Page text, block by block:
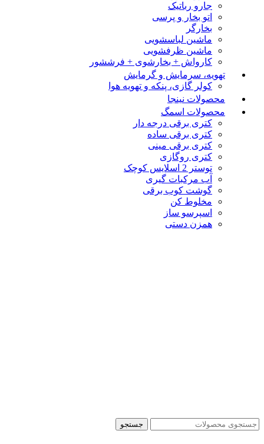
جارو رباتیک
اتو بخار و پرسی
بخارگر
ماشین لباسشویی
ماشین ظرفشویی
کارواش + بخارشوی + فرششور
تهویه، سرمایش و گرمایش
کولر گازی، پنکه و تهویه هوا
محصولات نینجا
محصولات اسمگ
کتری برقی درجه دار
کتری برقی ساده
کتری برقی مینی
کتری روگازی
توستر 2 اسلایس کوچک
آب مرکبات گیری
گوشت کوب برقی
مخلوط کن
اسپرسو ساز
همزن دستی
جستجو